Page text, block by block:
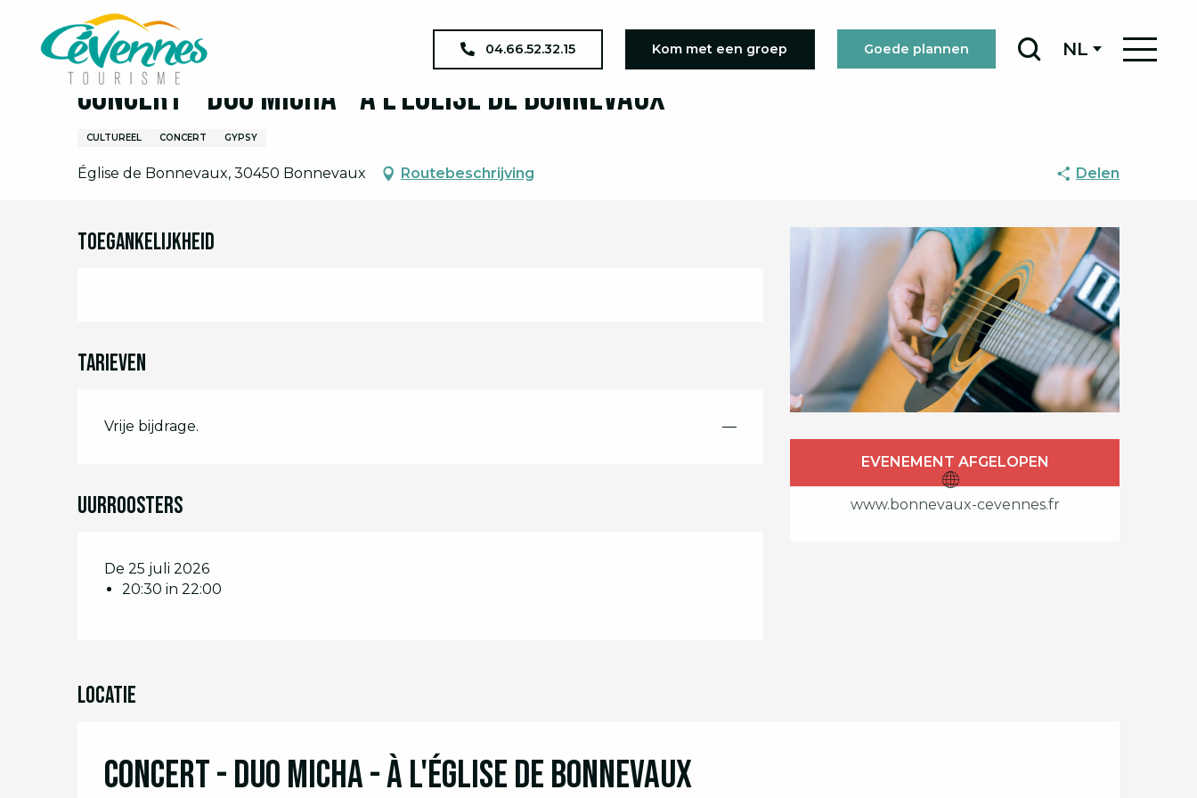
contenu
04.66.52.32.15 Kom met een groep Goede plannen NL
Home Ik ben ter plaatse
Concert - Duo Micha - à l'Église de Bonnevaux
CULTUREEL CONCERT GYPSY
Église de Bonnevaux, 30450 Bonnevaux Routebeschrijving Delen
Openingstijden en
EVENEMENT AFGELOPEN
www.bonnevaux-cevennes.fr
Toegankelijkheid
Tarieven
Vrije bijdrage. —
Uurroosters
De 25 juli 2026
20:30 in 22:00
Locatie
Concert - Duo Micha - à l'Église de Bonnevaux